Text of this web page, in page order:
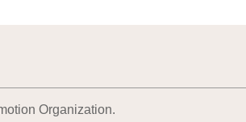
Organization.